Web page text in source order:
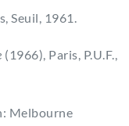
Seuil, 1961.
(1966), Paris, P.U.F.,
Melbourne